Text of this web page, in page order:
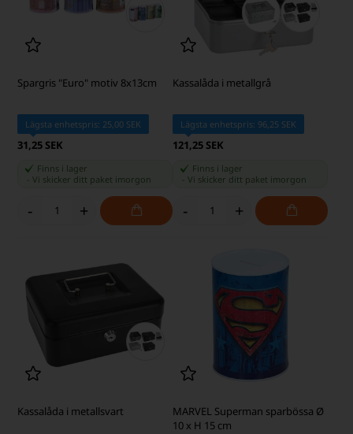
Spargris "Euro" motiv 8x13cm
Lägsta enhetspris: 25,00 SEK
31,25 SEK
Finns i lager
-Vi skicker ditt paket imorgon
- +
Kassalåda i metallgrå
Lägsta enhetspris: 96,25 SEK
121,25 SEK
Finns i lager
Vi skicker ditt paket imorgon
- +
Kassalåda i metallsvart
MARVEL Superman sparbössa Ø
10 x H 15 cm